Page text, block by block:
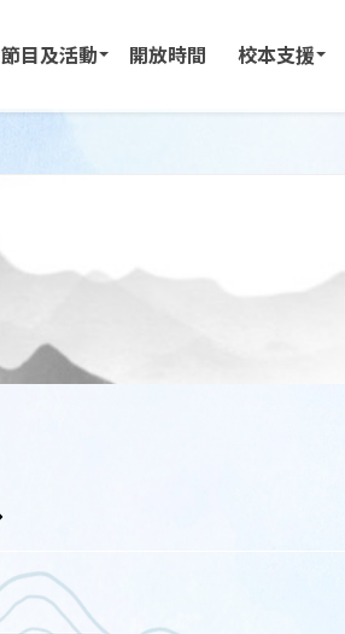
節目及活動 開放時間 校本支援